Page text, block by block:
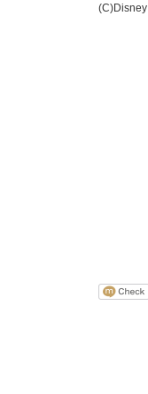
(C)Disney